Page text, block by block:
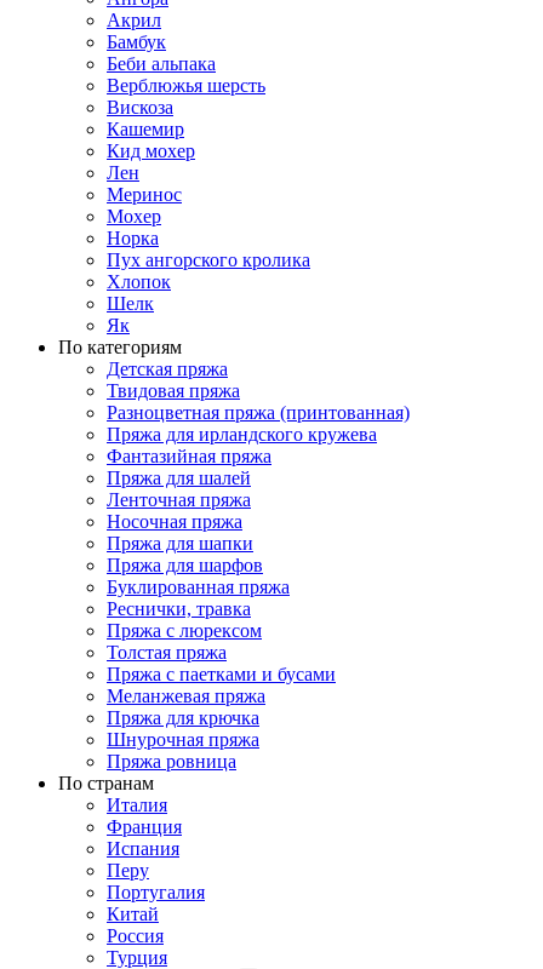
Акрил
Бамбук
Беби альпака
Верблюжья шерсть
Вискоза
Кашемир
Кид мохер
Лен
Меринос
Мохер
Норка
Пух ангорского кролика
Хлопок
Шелк
Як
По категориям
Детская пряжа
Твидовая пряжа
Разноцветная пряжа (принтованная)
Пряжа для ирландского кружева
Фантазийная пряжа
Пряжа для шалей
Ленточная пряжа
Носочная пряжа
Пряжа для шапки
Пряжа для шарфов
Буклированная пряжа
Реснички, травка
Пряжа с люрексом
Толстая пряжа
Пряжа с паетками и бусами
Меланжевая пряжа
Пряжа для крючка
Шнурочная пряжа
Пряжа ровница
По странам
Италия
Франция
Испания
Перу
Португалия
Китай
Россия
Турция